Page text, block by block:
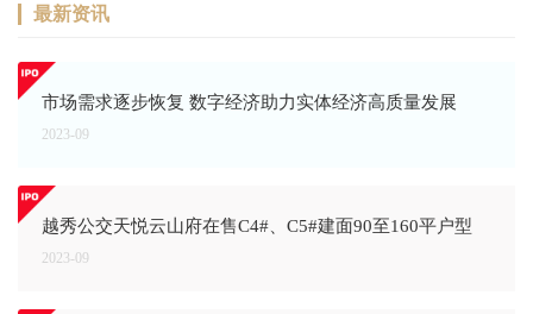
最新资讯
市场需求逐步恢复 数字经济助力实体经济高质量发展
2023-09
越秀公交天悦云山府在售C4#、C5#建面90至160平户型
2023-09